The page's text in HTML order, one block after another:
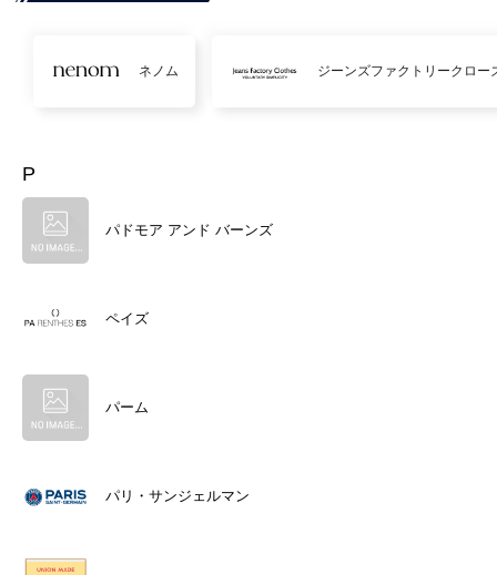
ネノム ジーンズファクトリークロー
P
パドモア アンド バーンズ
ペイズ
パーム
パリ・サンジェルマン